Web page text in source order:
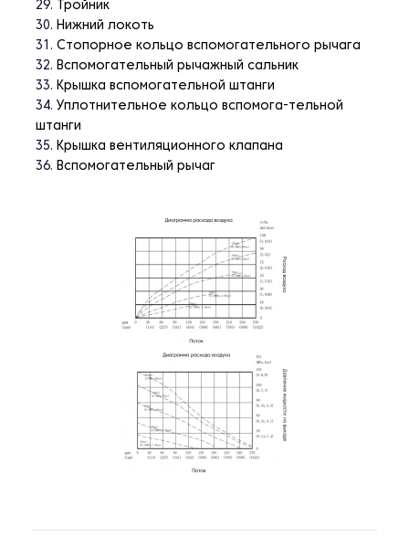
Тройник
Нижний локоть
Стопорное кольцо вспомогательного рычага
Вспомогательный рычажный сальник
Крышка вспомогательной штанги
Уплотнительное кольцо вспомога-тельной
штанги
Крышка вентиляционного клапана
Вспомогательный рычаг